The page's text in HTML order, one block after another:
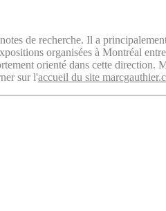
de recherche. Il a
organisées à Montréal
orienté dans cette direction.
sur l'accueil du site